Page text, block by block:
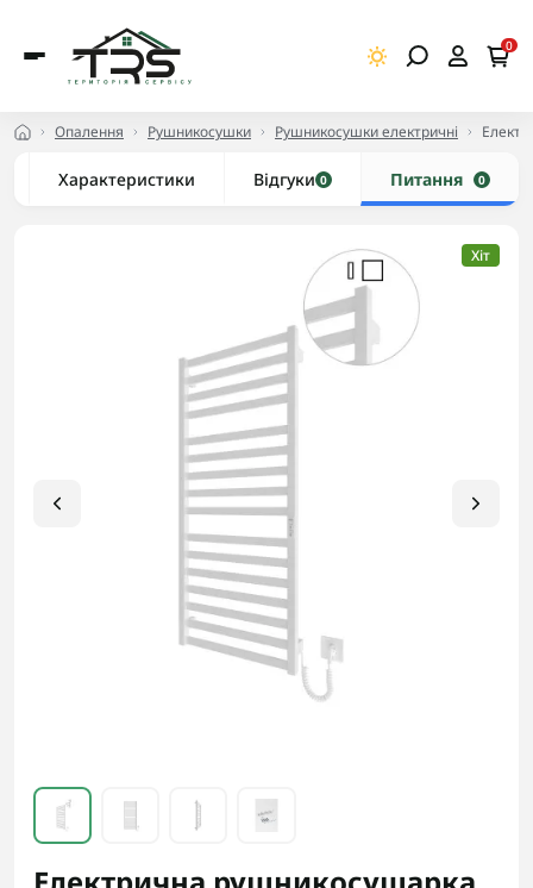
0
Опалення Рушникосушки Рушникосушки електричні
Характеристики Відгуки 0 Питання 0
Хіт